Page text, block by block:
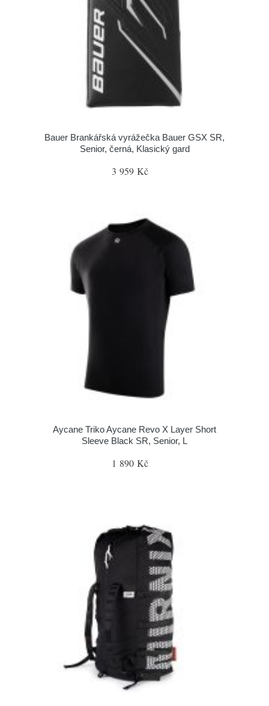
Bauer Brankářská vyrážečka Bauer GSX SR,
Senior, černá, Klasický gard
3 959 Kč
Aycane Triko Aycane Revo X Layer Short
Sleeve Black SR, Senior, L
1 890 Kč